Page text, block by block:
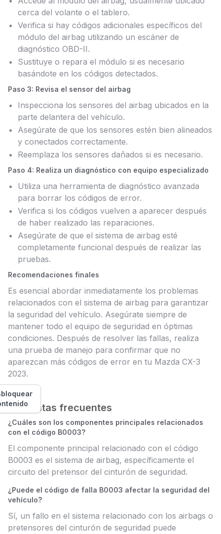
cerca del volante o el tablero.
Verifica si hay códigos adicionales específicos del
módulo del airbag utilizando un escáner de
diagnóstico OBD-II.
Sustituye o repara el módulo si es necesario
basándote en los códigos detectados.
Paso 3: Revisa el sensor del airbag
Inspecciona los sensores del airbag ubicados en la
parte delantera del vehículo.
Asegúrate de que los sensores estén bien alineados
y conectados correctamente.
Reemplaza los sensores dañados si es necesario.
Paso 4: Realiza un diagnóstico con equipo especializado
Utiliza una herramienta de diagnóstico avanzada
para borrar los códigos de error.
Verifica si los códigos vuelven a aparecer después
de haber realizado las reparaciones.
Asegúrate de que el sistema de airbag esté
completamente funcional después de realizar las
pruebas.
Recomendaciones finales
Es esencial abordar inmediatamente los problemas
relacionados con el sistema de airbag para garantizar
la seguridad del vehículo. Asegúrate siempre de
mantener todo el equipo de seguridad en óptimas
condiciones. Después de resolver las fallas, realiza
una prueba de manejo para confirmar que no
aparezcan más códigos de error en tu Mazda CX-3
2023.
Preguntas frecuentes
¿Cuáles son los componentes principales relacionados
con el código B0003?
El componente principal relacionado con el código
B0003 es el sistema de airbag, específicamente el
circuito del pretensor del cinturón de seguridad.
¿Puede el código de falla B0003 afectar la seguridad del
vehículo?
Sí, un fallo en el sistema relacionado con los airbags o
pretensores del cinturón de seguridad puede